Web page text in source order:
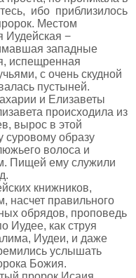
ибо приблизилось
Местом
Иудейская −
западные
испещренная
с очень скудной
пустыней.
и Елизаветы
происходила из
вырос в этой
суровому образу
волоса и
Пищей ему служили
книжников,
насчет правильного
обрядов, проповедь
Иудее, как струя
Иудеи, и даже
услышать
Божия.